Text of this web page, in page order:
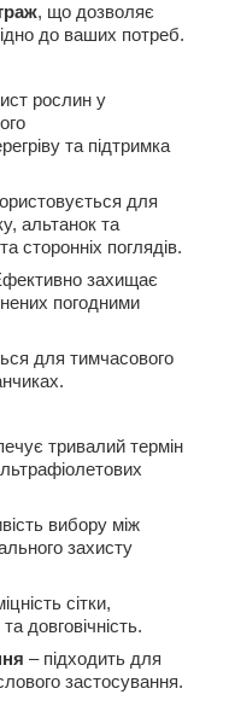
, що дозволяє
до ваших потреб.
рослин у
та підтримка
для
альтанок та
сторонніх поглядів.
захищає
погодними
для тимчасового
тривалий термін
вибору між
захисту
сітки,
довговічність.
– підходить для
застосування.